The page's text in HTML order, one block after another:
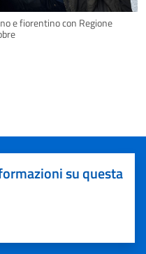
e fiorentino con Regione
su questa
5